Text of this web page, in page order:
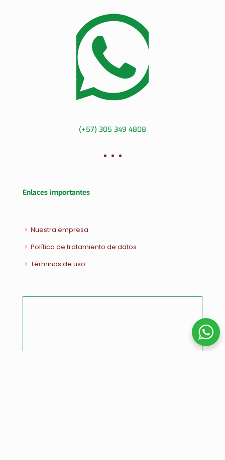
(+57) 305 349 4808
Enlaces importantes
Nuestra empresa
Política de tratamiento de datos
Términos de uso